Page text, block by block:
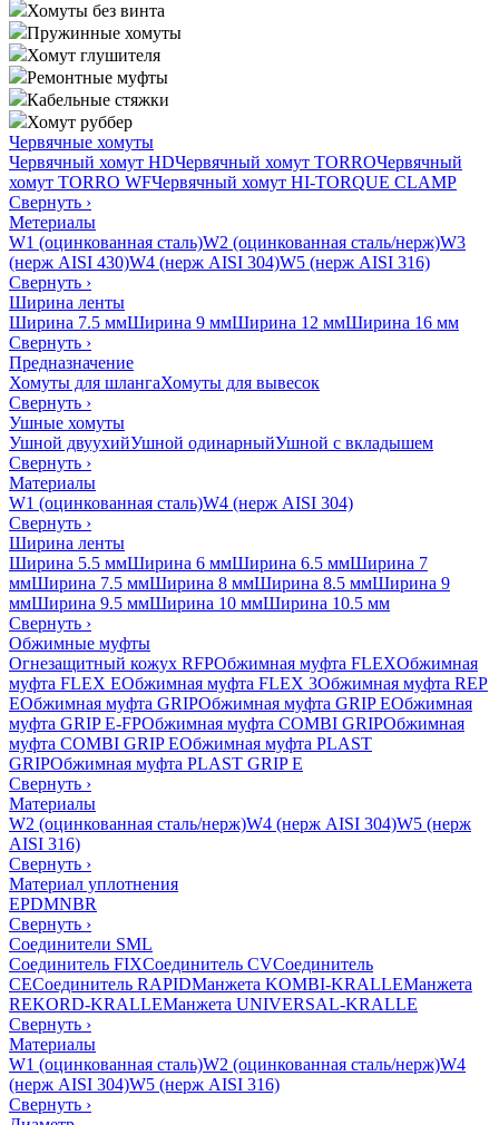
Хомуты без винта
Пружинные хомуты
Хомут глушителя
Ремонтные муфты
Кабельные стяжки
Хомут руббер
Червячные хомуты
Червячный хомут HDЧервячный хомут TORROЧервячный
хомут TORRO WFЧервячный хомут HI-TORQUE CLAMP
Свернуть ›
Метериалы
W1 (оцинкованная сталь)W2 (оцинкованная сталь/нерж)W3
(нерж AISI 430)W4 (нерж AISI 304)W5 (нерж AISI 316)
Свернуть ›
Ширина ленты
Ширина 7.5 ммШирина 9 ммШирина 12 ммШирина 16 мм
Свернуть ›
Предназначение
Хомуты для шлангаХомуты для вывесок
Свернуть ›
Ушные хомуты
Ушной двуухийУшной одинарныйУшной с вкладышем
Свернуть ›
Материалы
W1 (оцинкованная сталь)W4 (нерж AISI 304)
Свернуть ›
Ширина ленты
Ширина 5.5 ммШирина 6 ммШирина 6.5 ммШирина 7
ммШирина 7.5 ммШирина 8 ммШирина 8.5 ммШирина 9
ммШирина 9.5 ммШирина 10 ммШирина 10.5 мм
Свернуть ›
Обжимные муфты
Огнезащитный кожух RFPОбжимная муфта FLEXОбжимная
муфта FLEX EОбжимная муфта FLEX 3Обжимная муфта REP
EОбжимная муфта GRIPОбжимная муфта GRIP EОбжимная
муфта GRIP E-FPОбжимная муфта COMBI GRIPОбжимная
муфта COMBI GRIP EОбжимная муфта PLAST
GRIPОбжимная муфта PLAST GRIP E
Свернуть ›
Материалы
W2 (оцинкованная сталь/нерж)W4 (нерж AISI 304)W5 (нерж
AISI 316)
Свернуть ›
Материал уплотнения
EPDMNBR
Свернуть ›
Соединители SML
Соединитель FIXСоединитель CVСоединитель
CEСоединитель RAPIDМанжета KOMBI-KRALLEМанжета
REKORD-KRALLEМанжета UNIVERSAL-KRALLE
Свернуть ›
Материалы
W1 (оцинкованная сталь)W2 (оцинкованная сталь/нерж)W4
(нерж AISI 304)W5 (нерж AISI 316)
Свернуть ›